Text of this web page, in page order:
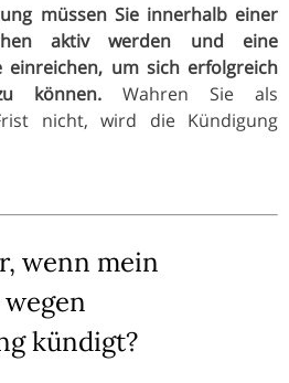
müssen Sie innerhalb einer
aktiv werden und eine
einreichen, um sich erfolgreich
können. Wahren Sie als
nicht, wird die Kündigung
wenn mein
kündigt?